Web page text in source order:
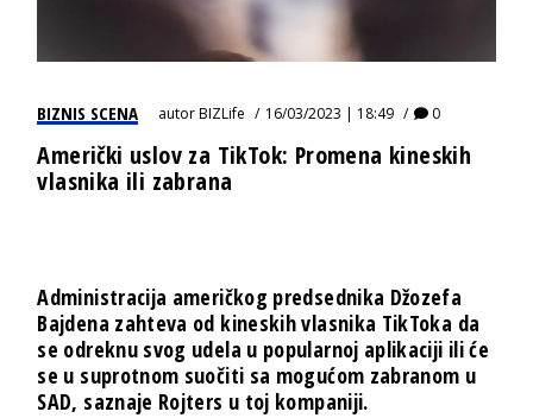
BIZNIS SCENA autorBIZLife 16/03/2023 | 18:49 0
Američki uslov za TikTok: Promena kineskih
vlasnika ili zabrana
Administracija američkog predsednika Džozefa
Bajdena zahteva od kineskih vlasnika TikToka da
se odreknu svog udela u popularnoj aplikaciji ili će
se u suprotnom suočiti sa mogućom zabranom u
SAD, saznaje Rojters u toj kompaniji.